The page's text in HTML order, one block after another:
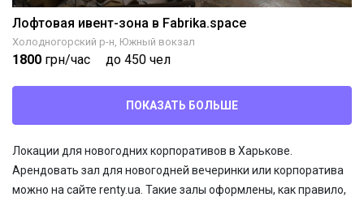
Лофтовая ивент-зона в Fabrika.space
Холодногорский р-н, Южный вокзал
1800 грн/час до 450 чел
ПОКАЗАТЬ БОЛЬШЕ
Локации для новогодних корпоративов в Харькове.
Арендовать зал для новогодней вечеринки или корпоратива
можно на сайте renty.ua. Такие залы оформлены, как правило,